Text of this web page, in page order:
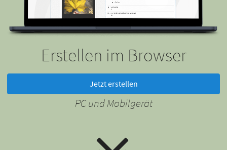
Erstellen im Browser
Jetzt erstellen
PC und Mobilgerät